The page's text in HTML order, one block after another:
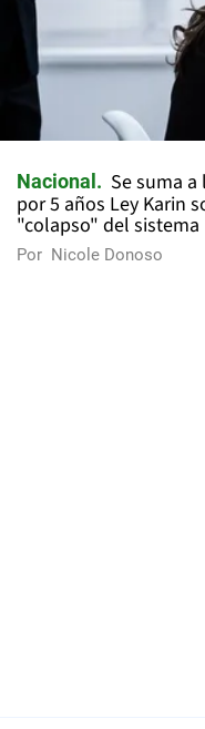
Nacional
Se suma
por 5 años Ley Karin
"colapso" del sistema
Por Nicole Donoso